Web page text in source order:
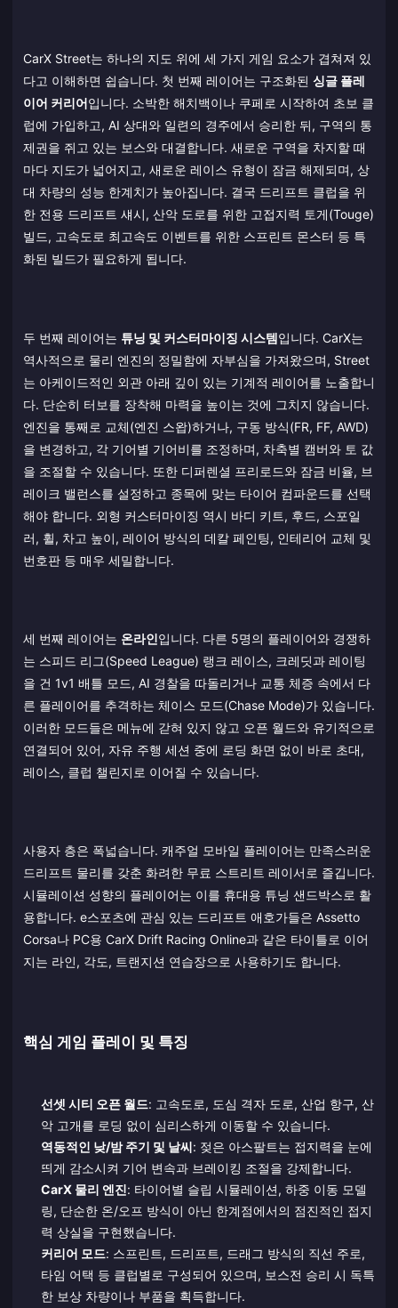
CarX Street는 하나의 지도 위에 세 가지 게임 요소가 겹쳐져 있
다고 이해하면 쉽습니다. 첫 번째 레이어는 구조화된 싱글 플레
이어 커리어 입니다. 소박한 해치백이나 쿠페로 시작하여 초보 클
럽에 가입하고, AI 상대와 일련의 경주에서 승리한 뒤, 구역의 통
제권을 쥐고 있는 보스와 대결합니다. 새로운 구역을 차지할 때
마다 지도가 넓어지고, 새로운 레이스 유형이 잠금 해제되며, 상
대 차량의 성능 한계치가 높아집니다. 결국 드리프트 클럽을 위
한 전용 드리프트 섀시, 산악 도로를 위한 고접지력 토게(Touge)
빌드, 고속도로 최고속도 이벤트를 위한 스프린트 몬스터 등 특
화된 빌드가 필요하게 됩니다.
두 번째 레이어는 튜닝 및 커스터마이징 시스템입니다. CarX는
역사적으로 물리 엔진의 정밀함에 자부심을 가져왔으며, Street
는 아케이드적인 외관 아래 깊이 있는 기계적 레이어를 노출합니
다. 단순히 터보를 장착해 마력을 높이는 것에 그치지 않습니다.
엔진을 통째로 교체(엔진 스왑)하거나, 구동 방식(FR, FF, AWD)
을 변경하고, 각 기어별 기어비를 조정하며, 차축별 캠버와 토 값
을 조절할 수 있습니다. 또한 디퍼렌셜 프리로드와 잠금 비율, 브
레이크 밸런스를 설정하고 종목에 맞는 타이어 컴파운드를 선택
해야 합니다. 외형 커스터마이징 역시 바디 키트, 후드, 스포일
러, 휠, 차고 높이, 레이어 방식의 데칼 페인팅, 인테리어 교체 및
번호판 등 매우 세밀합니다.
세 번째 레이어는 온라인입니다. 다른 5명의 플레이어와 경쟁하
는 스피드 리그(Speed League) 랭크 레이스, 크레딧과 레이팅
을 건 1v1 배틀 모드, AI 경찰을 따돌리거나 교통 체증 속에서 다
른 플레이어를 추격하는 체이스 모드(Chase Mode)가 있습니다.
이러한 모드들은 메뉴에 갇혀 있지 않고 오픈 월드와 유기적으로
연결되어 있어, 자유 주행 세션 중에 로딩 화면 없이 바로 초대,
레이스, 클럽 챌린지로 이어질 수 있습니다.
사용자 층은 폭넓습니다. 캐주얼 모바일 플레이어는 만족스러운
드리프트 물리를 갖춘 화려한 무료 스트리트 레이서로 즐깁니다.
시뮬레이션 성향의 플레이어는 이를 휴대용 튜닝 샌드박스로 활
용합니다. e스포츠에 관심 있는 드리프트 애호가들은 Assetto
Corsa나 PC용 CarX Drift Racing Online과 같은 타이틀로 이어
지는 라인, 각도, 트랜지션 연습장으로 사용하기도 합니다.
핵심 게임 플레이 및 특징
선셋 시티 오픈 월드: 고속도로, 도심 격자 도로, 산업 항구, 산
악 고개를 로딩 없이 심리스하게 이동할 수 있습니다.
역동적인 낮/밤 주기 및 날씨: 젖은 아스팔트는 접지력을 눈에
띄게 감소시켜 기어 변속과 브레이킹 조절을 강제합니다.
CarX 물리 엔진: 타이어별 슬립 시뮬레이션, 하중 이동 모델
링, 단순한 온/오프 방식이 아닌 한계점에서의 점진적인 접지
력 상실을 구현했습니다.
커리어 모드: 스프린트, 드리프트, 드래그 방식의 직선 주로,
타임 어택 등 클럽별로 구성되어 있으며, 보스전 승리 시 독특
한 보상 차량이나 부품을 획득합니다.